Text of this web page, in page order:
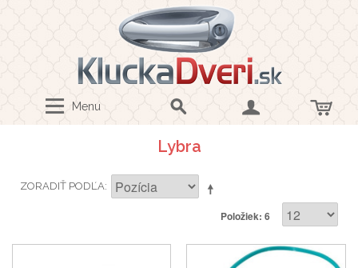
Menu
Lybra
ZORADIŤ PODĽA
Položiek: 6